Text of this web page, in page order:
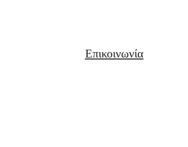
Επικοινωνία